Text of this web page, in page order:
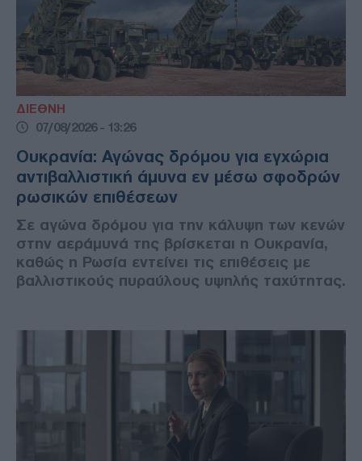
ΔΙΕΘΝΗ
07/08/2026 - 13:26
Ουκρανία: Αγώνας δρόμου για εγχώρια
αντιβαλλιστική άμυνα εν μέσω σφοδρών
ρωσικών επιθέσεων
Σε αγώνα δρόμου για την κάλυψη των κενών
στην αεράμυνά της βρίσκεται η Ουκρανία,
καθώς η Ρωσία εντείνει τις επιθέσεις με
βαλλιστικούς πυραύλους υψηλής ταχύτητας.